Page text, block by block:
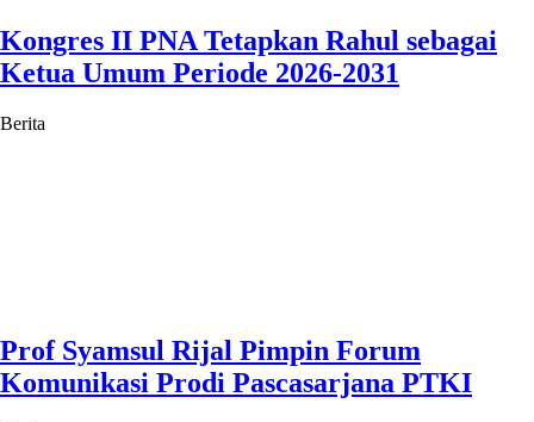
Kongres II PNA Tetapkan Rahul sebagai
Ketua Umum Periode 2026-2031
Berita
Prof Syamsul Rijal Pimpin Forum
Komunikasi Prodi Pascasarjana PTKI